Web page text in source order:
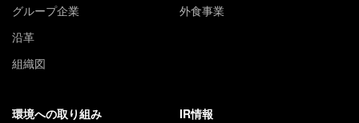
グループ企業
沿革
組織図
外食事業
環境への取り組み
IR情報